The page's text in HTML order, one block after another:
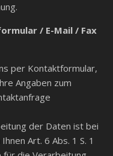
/ E-Mail / Fax
per Kontaktformular,
Angaben zum
der Daten ist bei
Art. 6 Abs. 1 S. 1